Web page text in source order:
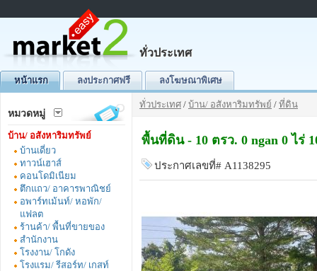
ทั่วประเทศ
หน้าแรก ลงประกาศฟรี ลงโฆษณาพิเศษ
หมวดหมู่
บ้าน/ อสังหาริมทรัพย์
บ้านเดี่ยว
ทาวน์เฮาส์
คอนโดมิเนียม
ตึกแถว/ อาคารพาณิชย์
อพาร์ทเม้นท์/ หอพัก/
แฟลต
ร้านค้า/ พื้นที่ขายของ
สำนักงาน
โรงงาน/ โกดัง
โรงแรม/ รีสอร์ท/ เกสท์
ทั่วประเทศ / บ้าน/ อสังหาริมทรัพย์ / ที่ดิน
พื้นที่ดิน - 10 ตรว. 0 ngan 0 ไร่
ประกาศเลขที่# A1138295